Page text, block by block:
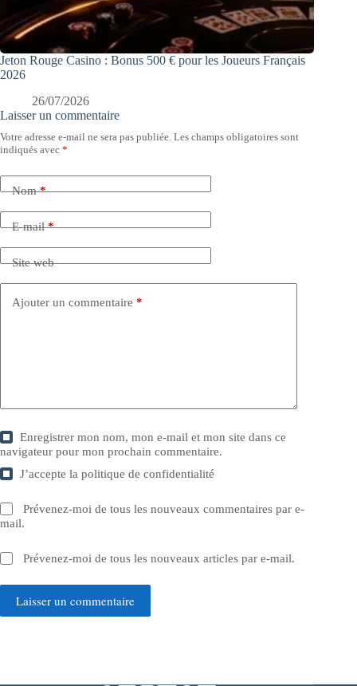
Jeton Rouge Casino : Bonus 500 € pour les Joueurs Français
2026
26/07/2026
Laisser un commentaire
Votre adresse e-mail ne sera pas publiée. Les champs obligatoires sont
indiqués avec *
Nom*
E-mail*
Site web
Ajouter un commentaire *
Enregistrer mon nom, mon e-mail et mon site dans ce
navigateur pour mon prochain commentaire.
J’accepte lapolitique de confidentialité
Prévenez-moi de tous les nouveaux commentaires par e-
mail.
Prévenez-moi de tous les nouveaux articles par e-mail.
Laisser un commentaire